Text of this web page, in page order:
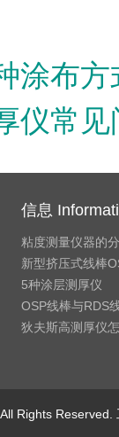
涂布方
仪常见
信息
粘度测量仪器的
新型挤压式线棒
5种涂层测厚仪
OSP线棒与RDS
狄夫斯高测厚仪
Rights Reserved.